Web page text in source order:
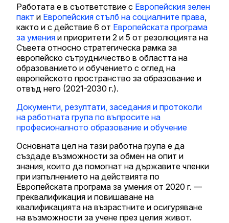
Работата е в съответствие с Европейския зелен
пакт и Европейския стълб на социалните права
както и с действие 6 от Европейската програма
за умения и приоритети 2 и 5 от резолюцията на
Съвета относно стратегическа рамка за
европейско сътрудничество в областта на
образованието и обучението с оглед на
европейското пространство за образование и
отвъд него (2021-2030 г.).
Документи, резултати, заседания и протоколи
на работната група по въпросите на
професионалното образование и обучение
Основната цел на тази работна група е да
създаде възможности за обмен на опит и
знания, които да помогнат на държавите членки
при изпълнението на действията по
Европейската програма за умения от 2020 г. —
преквалификация и повишаване на
квалификацията на възрастните и осигуряване
на възможности за учене през целия живот.